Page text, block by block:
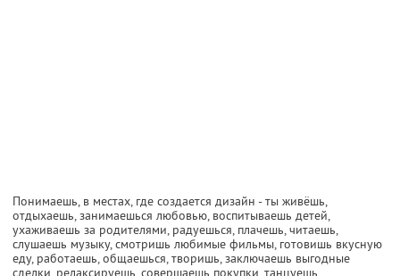
Понимаешь, в местах, где создается дизайн - ты живёшь,
отдыхаешь, занимаешься любовью, воспитываешь детей,
ухаживаешь за родителями, радуешься, плачешь, читаешь,
слушаешь музыку, смотришь любимые фильмы, готовишь вкусную
еду, работаешь, общаешься, творишь, заключаешь выгодные
сделки, релаксируешь, совершаешь покупки, танцуешь,